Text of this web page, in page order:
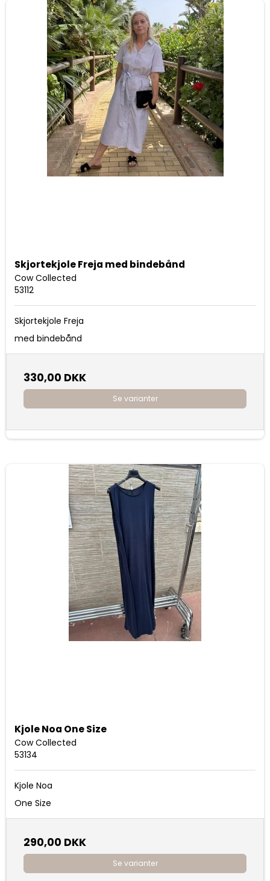
Skjortekjole Freja med bindebånd
Cow Collected
53112
Skjortekjole Freja
med bindebånd
330,00 DKK
Se varianter
Kjole Noa One Size
Cow Collected
53134
Kjole Noa
One Size
290,00 DKK
Se varianter